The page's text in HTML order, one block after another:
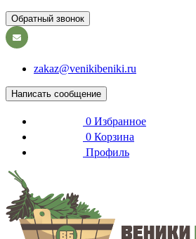
Обратный звонок
zakaz@venikibeniki.ru
Написать сообщение
0 Избранное
0 Корзина
Профиль